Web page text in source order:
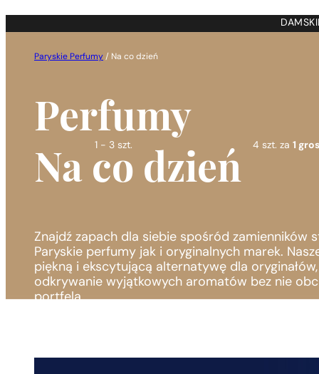
1 - 3 szt. 4 szt. za 1
Paryskie Perfumy / Na co dzień
Perfumy
Na co dzień
Znajdź zapach dla siebie spośród zamienników
Paryskie perfumy jak i oryginalnych marek.
piękną i ekscytującą alternatywę dla
odkrywanie wyjątkowych aromatów bez nie
portfela.